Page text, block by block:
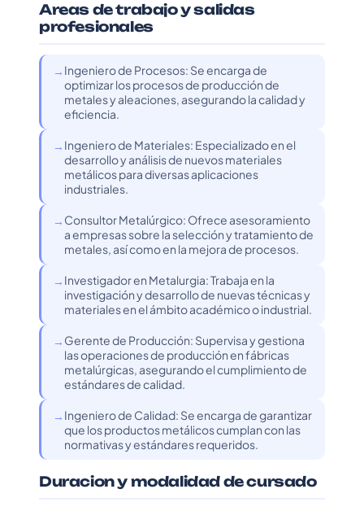
Areas de trabajo y salidas
profesionales
Ingeniero de Procesos: Se encarga de
optimizar los procesos de producción de
metales y aleaciones, asegurando la calidad y
eficiencia.
Ingeniero de Materiales: Especializado en el
desarrollo y análisis de nuevos materiales
metálicos para diversas aplicaciones
industriales.
Consultor Metalúrgico: Ofrece asesoramiento
a empresas sobre la selección y tratamiento de
metales, así como en la mejora de procesos.
Investigador en Metalurgia: Trabaja en la
investigación y desarrollo de nuevas técnicas y
materiales en el ámbito académico o industrial.
Gerente de Producción: Supervisa y gestiona
las operaciones de producción en fábricas
metalúrgicas, asegurando el cumplimiento de
estándares de calidad.
Ingeniero de Calidad: Se encarga de garantizar
que los productos metálicos cumplan con las
normativas y estándares requeridos.
Duracion y modalidad de cursado